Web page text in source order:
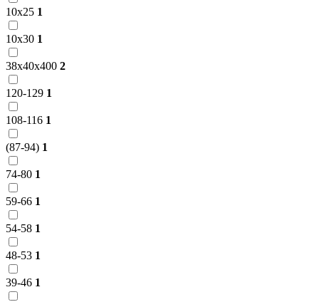
10х25 1
10х30 1
38х40х400 2
120-129 1
108-116 1
(87-94) 1
74-80 1
59-66 1
54-58 1
48-53 1
39-46 1